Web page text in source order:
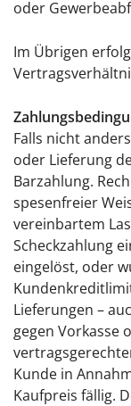
oder
Im Übrigen
Falls nicht
oder Lieferung
Barzahlung.
spesenfreier
vereinbartem
Scheckzahlung
eingelöst, oder
Lieferungen –
gegen Vorkasse
Kunde in
Kaufpreis fällig.